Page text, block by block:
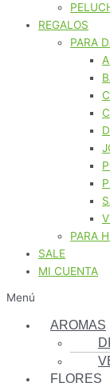
REGALOS
PARA
PARA
SALE
MI CUENTA
Menú
AROMAS
FLORES